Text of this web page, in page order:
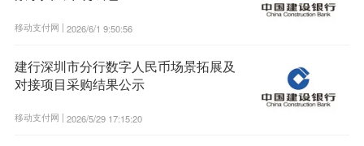
移动支付网 | 2026/6/1 9:50:56
建行深圳市分行数字人民币场景拓展及
对接项目采购结果公示
移动支付网 | 2026/5/29 17:15:20